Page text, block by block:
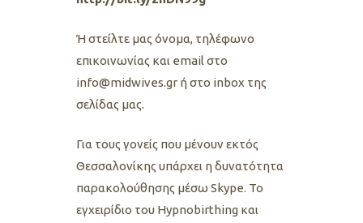
Ή στείλτε μας όνομα, τηλέφωνο
επικοινωνίας και email στο
info@midwives.gr ή στο inbox της
σελίδας μας.
Για τους γονείς που μένουν εκτός
Θεσσαλονίκης υπάρχει η δυνατότητα
παρακολούθησης μέσω Skype. To
εγχειρίδιο του Ηypnobirthing και